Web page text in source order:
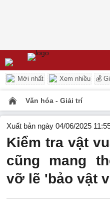
Mới nhất Xem nhiều 💰
Văn hóa - Giải trí
Xuất bản ngày 04/06/2025
Kiểm tra vật
cũng mang
vỡ lẽ 'bảo vật